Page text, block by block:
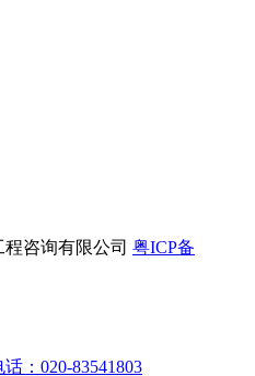
咨询有限公司 粤ICP备
：020-83541803